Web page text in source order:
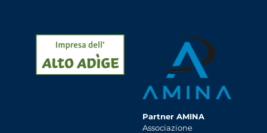
Partner AMINA
Associazione